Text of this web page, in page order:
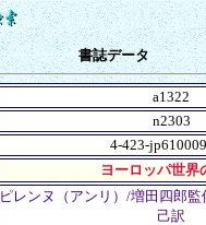
書誌データ
a1322
n2303
4-423-
ヨーロッパ世界
ピレンヌ（アンリ）/増田四郎
己訳